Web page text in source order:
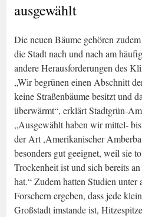
ausgewählt
Die neuen Bäume gehören
die Stadt nach und nach am
andere Herausforderungen des
„Wir begrünen einen Abschnitt
keine Straßenbäume besitzt und
überwärmt“, erklärt Stadtgrün-
„Ausgewählt haben wir mittel-
der Art ,Amerikanischer
besonders gut geeignet, weil sie
Trockenheit ist und sich bereits
hat.“ Zudem hatten Studien unter
Forschern ergeben, dass jede
Großstadt imstande ist,